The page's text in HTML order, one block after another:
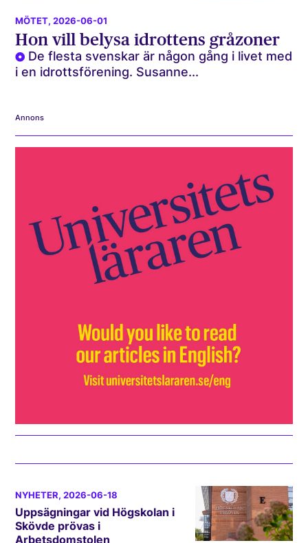
MÖTET, 2026-06-01
Hon vill belysa idrottens gråzoner
De flesta svenskar är någon gång i livet med
i en idrottsförening. Susanne...
Annons
NYHETER, 2026-06-18
Uppsägningar vid Högskolan i
Skövde prövas i
Arbetsdomstolen